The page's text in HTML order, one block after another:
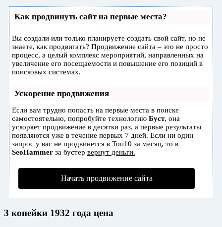
Как продвинуть сайт на первые места?
Вы создали или только планируете создать свой сайт, но не
знаете, как продвигать? Продвижение сайта – это не просто
процесс, а целый комплекс мероприятий, направленных на
увеличение его посещаемости и повышение его позиций в
поисковых системах.
Ускорение продвижения
Если вам трудно попасть на первые места в поиске
самостоятельно, попробуйте технологию Буст, она
ускоряет продвижение в десятки раз, а первые результаты
появляются уже в течение первых 7 дней. Если ни один
запрос у вас не продвинется в Топ10 за месяц, то в
SeoHammer за бустер вернут деньги.
Начать продвижение сайта
3 копейки 1932 года цена